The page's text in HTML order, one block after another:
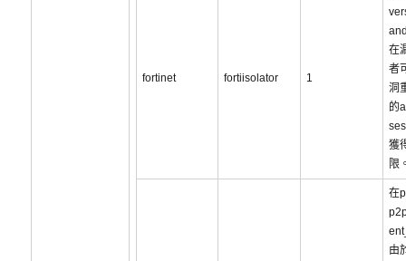
fortinet fortiisolator 1
在
者
洞
的
獲
限
在
由